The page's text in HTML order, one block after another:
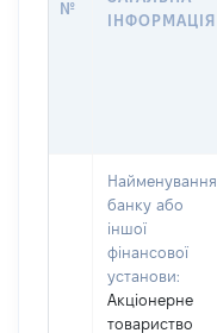
№
ІНФОРМАЦІЯ
Найменування
банку або
іншої
фінансової
установи:
Акціонерне
товариство